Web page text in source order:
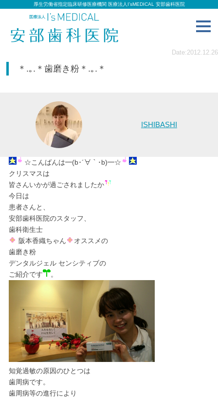
厚生労働省指定臨床研修医療機関 医療法人I’sMEDICAL 安部歯科医院
Date:2012.12.26
＊.｡.＊歯磨き粉＊.｡.＊
ISHIBASHI
☆こんばんは━(b･´∀｀･b)━☆
クリスマスは
皆さんいかが過ごされましたか
今日は
患者さんと、
安部歯科医院のスタッフ、
歯科衛生士
阪本香織ちゃん
オススメの
歯磨き粉
デンタルジェル センシティブの
ご紹介です
。
知覚過敏の原因のひとつは
歯周病です。
歯周病等の進行により